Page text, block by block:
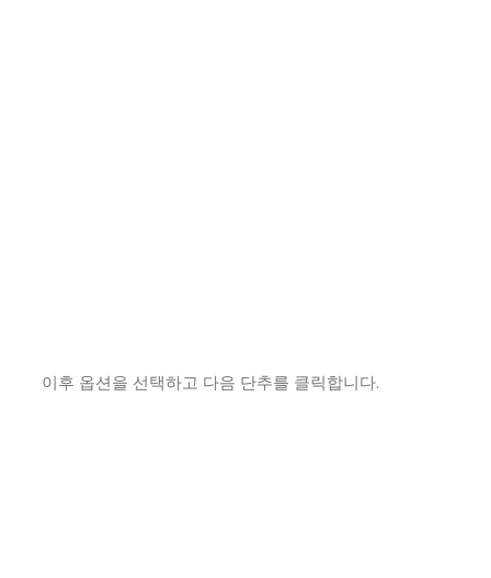
이후 옵션을 선택하고 다음 단추를 클릭합니다.